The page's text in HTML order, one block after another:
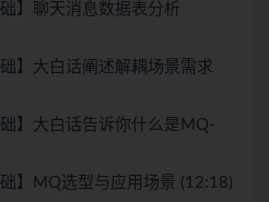
】聊天消息数据表分析
】大白话阐述解耦场景需求
】大白话告诉你什么是MQ-
】MQ选型与应用场景 (12:18)